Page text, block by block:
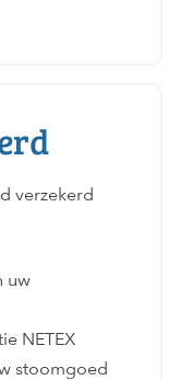
verzekerd
uw
NETEX
stoomgoed